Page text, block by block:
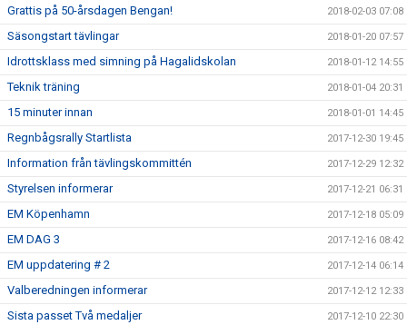
Grattis på 50-årsdagen Bengan! 2018-02-03 07:08
Säsongstart tävlingar 2018-01-20 07:57
Idrottsklass med simning på Hagalidskolan 2018-01-12 14:55
Teknik träning 2018-01-04 20:31
15 minuter innan 2018-01-01 14:45
Regnbågsrally Startlista 2017-12-30 19:45
Information från tävlingskommittén 2017-12-29 12:32
Styrelsen informerar 2017-12-21 06:31
EM Köpenhamn 2017-12-18 05:09
EM DAG 3 2017-12-16 08:42
EM uppdatering # 2 2017-12-14 06:14
Valberedningen informerar 2017-12-12 12:33
Sista passet Två medaljer 2017-12-10 22:30